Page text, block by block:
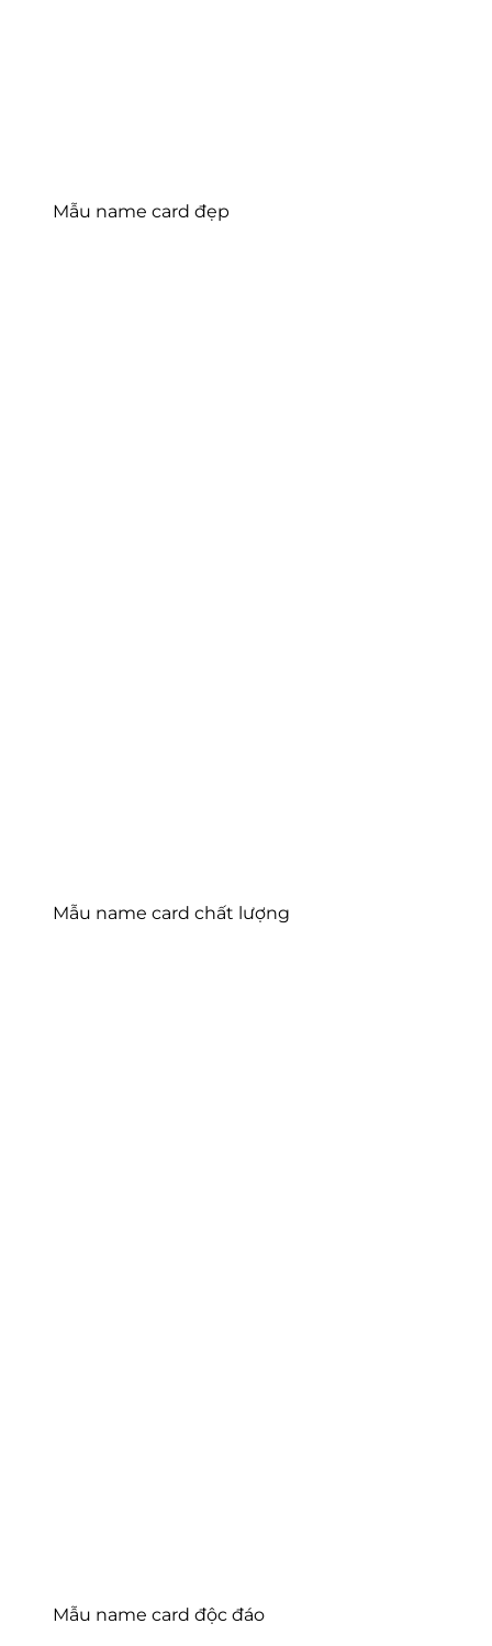
Mẫu name card đẹp
Mẫu name card chất lượng
Mẫu name card độc đáo